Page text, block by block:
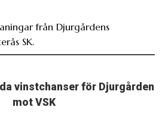
från Djurgårdens
SK.
vinstchanser för Djurgården
mot VSK